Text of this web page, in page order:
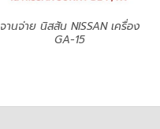
จานจ่าย นิสสัน NISSAN เครื่อง
GA-15